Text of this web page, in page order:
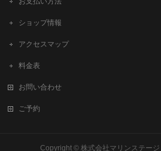
ショップ情報
アクセスマップ
料金表
お問い合わせ
ご予約
Copyright © 株式会社マリンステージ